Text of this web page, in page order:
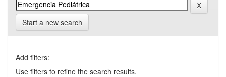
Start a new search
Add filters:
Use filters to refine the search results.